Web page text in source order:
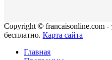
Copyright © francaisonline.com
бесплатно. Карта сайта
Главная